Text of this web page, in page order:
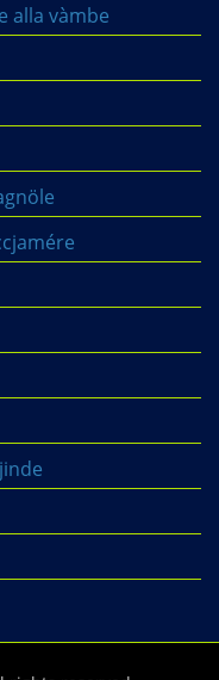
alla vàmbe